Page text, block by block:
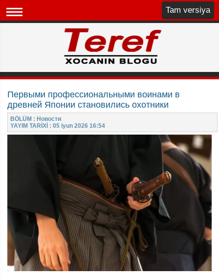
Tam versiya
Первыми профессиональными воинами в
древней Японии становились охотники
BÖLÜM : Новости
YAYIM TARİXİ : 05 iyun 2026 16:54